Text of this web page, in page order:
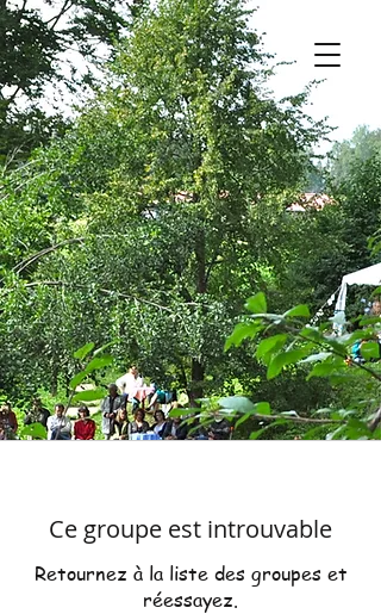
Ce groupe est introuvable
Retournez à la liste des groupes et
réessayez.